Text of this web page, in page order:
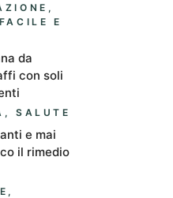
,
E
da
con soli
,SALUTE
e mai
il rimedio
,